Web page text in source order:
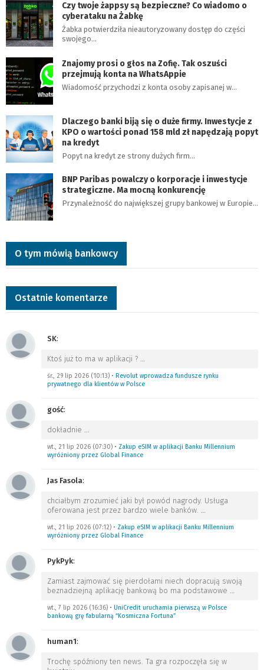
Czy twoje żappsy są bezpieczne? Co wiadomo o
cyberataku na Żabkę
Żabka potwierdziła nieautoryzowany dostęp do części
swojego…
Znajomy prosi o głos na Zofię. Tak oszuści
przejmują konta na WhatsAppie
Wiadomość przychodzi z konta osoby zapisanej w…
Dlaczego banki biją się o duże firmy. Inwestycje z
KPO o wartości ponad 158 mld zł napędzają popyt
na kredyt
Popyt na kredyt ze strony dużych firm…
BNP Paribas powalczy o korporacje i inwestycje
strategiczne. Ma mocną konkurencję
Przynależność do największej grupy bankowej w Europie…
O tym mówią bankowcy
Ostatnie komentarze
SK:
Ktoś już to ma w aplikacji ? …
śr., 29 lip 2026 (10:13) • Revolut wprowadza fundusze rynku
prywatnego dla klientów w Polsce
gość:
dokładnie …
wt., 21 lip 2026 (07:30) • Zakup eSIM w aplikacji Banku Millennium
wyróżniony przez Global Finance
Jas Fasola:
chciałbym zrozumieć jaki był powód nagrody. Usługa
oferowana jest przez bardzo wiele banków. …
wt., 21 lip 2026 (07:12) • Zakup eSIM w aplikacji Banku Millennium
wyróżniony przez Global Finance
PykPyk:
Zamiast zajmować się pierdołami niech dopracują swoją
beznadziejną aplikację bankową bo ma podstawowe …
wt., 7 lip 2026 (16:36) • UniCredit uruchamia pierwszą w Polsce
bankową grę fabularną “Kosmiczna Fortuna”
human1:
Trochę spóźniony ten news. Ta gra rozpoczęła się w